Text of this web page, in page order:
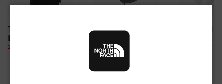
TNF LIGHT SHIELD
EX CAP
28%
CAMP WEBBING
SHIELD HAT
67,500 원
10% 26,100 원
여름 탈출 원정대
뉴질랜드 & 제주도 여행권 증정 찬스